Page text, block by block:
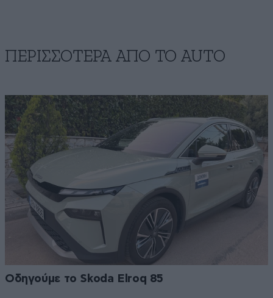
ΠΕΡΙΣΣΟΤΕΡΑ ΑΠΟ ΤΟ AUTO
Οδηγούμε το Skoda Elroq 85